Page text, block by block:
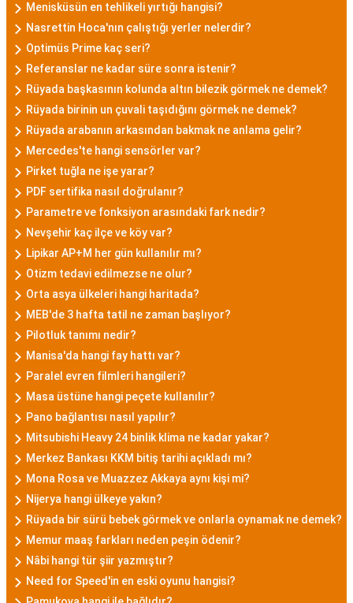
Menisküsün en tehlikeli yırtığı hangisi?
Nasrettin Hoca'nın çalıştığı yerler nelerdir?
Optimüs Prime kaç seri?
Referanslar ne kadar süre sonra istenir?
Rüyada başkasının kolunda altın bilezik görmek ne demek?
Rüyada birinin un çuvali taşıdığını görmek ne demek?
Rüyada arabanın arkasından bakmak ne anlama gelir?
Mercedes'te hangi sensörler var?
Pirket tuğla ne işe yarar?
PDF sertifika nasıl doğrulanır?
Parametre ve fonksiyon arasındaki fark nedir?
Nevşehir kaç ilçe ve köy var?
Lipikar AP+M her gün kullanılır mı?
Otizm tedavi edilmezse ne olur?
Orta asya ülkeleri hangi haritada?
MEB'de 3 hafta tatil ne zaman başlıyor?
Pilotluk tanımı nedir?
Manisa'da hangi fay hattı var?
Paralel evren filmleri hangileri?
Masa üstüne hangi peçete kullanılır?
Pano bağlantısı nasıl yapılır?
Mitsubishi Heavy 24 binlik klima ne kadar yakar?
Merkez Bankası KKM bitiş tarihi açıkladı mı?
Mona Rosa ve Muazzez Akkaya aynı kişi mi?
Nijerya hangi ülkeye yakın?
Rüyada bir sürü bebek görmek ve onlarla oynamak ne demek?
Memur maaş farkları neden peşin ödenir?
Nâbi hangi tür şiir yazmıştır?
Need for Speed'in en eski oyunu hangisi?